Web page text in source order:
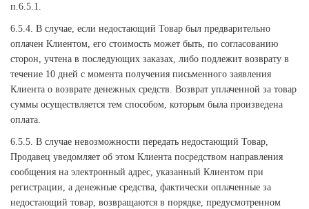
п.6.5.1.
6.5.4. В случае, если недостающий Товар был предварительно
оплачен Клиентом, его стоимость может быть, по согласованию
сторон, учтена в последующих заказах, либо подлежит возврату в
течение 10 дней с момента получения письменного заявления
Клиента о возврате денежных средств. Возврат уплаченной за товар
суммы осуществляется тем способом, которым была произведена
оплата.
6.5.5. В случае невозможности передать недостающий Товар,
Продавец уведомляет об этом Клиента посредством направления
сообщения на электронный адрес, указанный Клиентом при
регистрации, а денежные средства, фактически оплаченные за
недостающий товар, возвращаются в порядке, предусмотренном